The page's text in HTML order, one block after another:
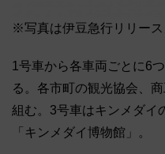
※写真は伊豆急行リリース
1号車から各車両ごとに6
る。各市町の観光協会、
組む。3号車はキンメダイ
「キンメダイ博物館」。